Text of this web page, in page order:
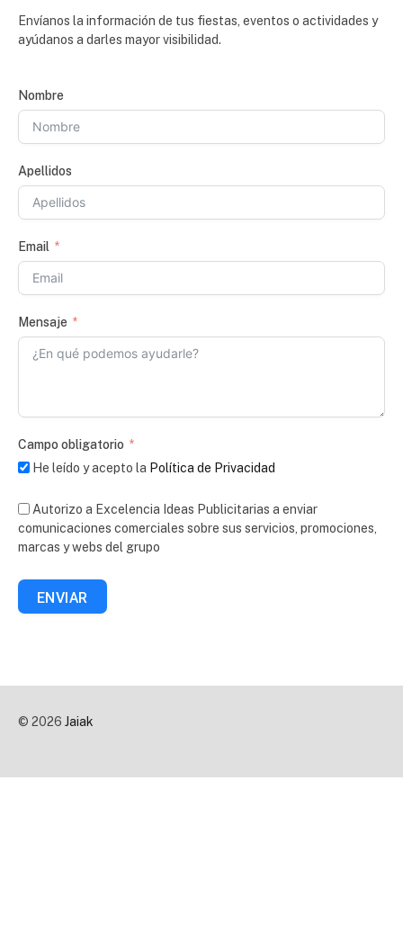
Envíanos la información de tus fiestas, eventos o actividades y
ayúdanos a darles mayor visibilidad.
Nombre
Apellidos
Email
Mensaje
Campo obligatorio
He leído y acepto la Política de Privacidad
Autorizo a Excelencia Ideas Publicitarias a enviar
comunicaciones comerciales sobre sus servicios, promociones,
marcas y webs del grupo
ENVIAR
© 2026 Jaiak